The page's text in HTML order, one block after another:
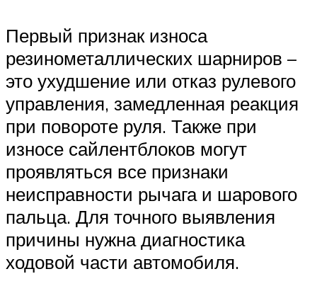
Первый признак износа
резинометаллических шарниров –
это ухудшение или отказ рулевого
управления, замедленная реакция
при повороте руля. Также при
износе сайлентблоков могут
проявляться все признаки
неисправности рычага и шарового
пальца. Для точного выявления
причины нужна диагностика
ходовой части автомобиля.